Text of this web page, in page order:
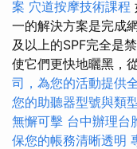
案 穴道按摩技術課程
一的解決方案是完成
及以上的SPF完全是
使它們更快地曬黑，
司，為您的活動提供
您的助聽器型號與類
無懈可擊 台中辦理台
保您的帳務清晰透明